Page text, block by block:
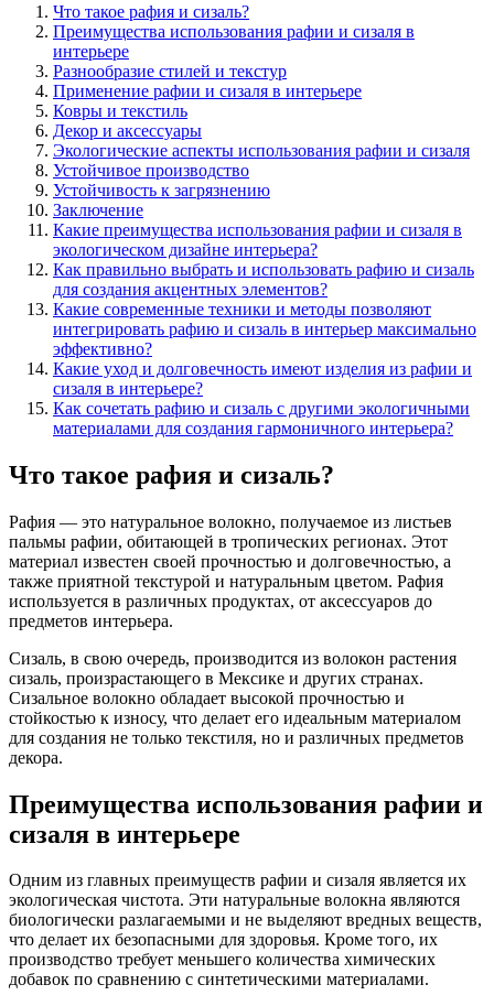
Что такое рафия и сизаль?
Преимущества использования рафии и сизаля в
интерьере
Разнообразие стилей и текстур
Применение рафии и сизаля в интерьере
Ковры и текстиль
Декор и аксессуары
Экологические аспекты использования рафии и сизаля
Устойчивое производство
Устойчивость к загрязнению
Заключение
Какие преимущества использования рафии и сизаля в
экологическом дизайне интерьера?
Как правильно выбрать и использовать рафию и сизаль
для создания акцентных элементов?
Какие современные техники и методы позволяют
интегрировать рафию и сизаль в интерьер максимально
эффективно?
Какие уход и долговечность имеют изделия из рафии и
сизаля в интерьере?
Как сочетать рафию и сизаль с другими экологичными
материалами для создания гармоничного интерьера?
Что такое рафия и сизаль?
Рафия — это натуральное волокно, получаемое из листьев
пальмы рафии, обитающей в тропических регионах. Этот
материал известен своей прочностью и долговечностью, а
также приятной текстурой и натуральным цветом. Рафия
используется в различных продуктах, от аксессуаров до
предметов интерьера.
Сизаль, в свою очередь, производится из волокон растения
сизаль, произрастающего в Мексике и других странах.
Сизальное волокно обладает высокой прочностью и
стойкостью к износу, что делает его идеальным материалом
для создания не только текстиля, но и различных предметов
декора.
Преимущества использования рафии и
сизаля в интерьере
Одним из главных преимуществ рафии и сизаля является их
экологическая чистота. Эти натуральные волокна являются
биологически разлагаемыми и не выделяют вредных веществ,
что делает их безопасными для здоровья. Кроме того, их
производство требует меньшего количества химических
добавок по сравнению с синтетическими материалами.